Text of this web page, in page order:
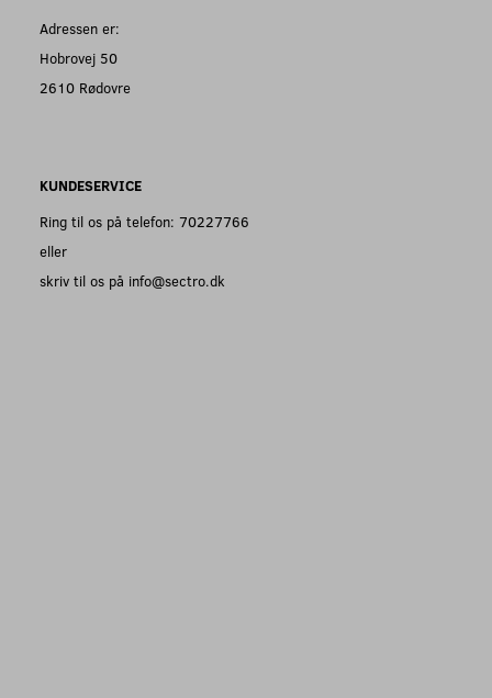
Adressen er:
Hobrovej 50
2610 Rødovre
KUNDESERVICE
Ring til os på telefon: 70227766
eller
skriv til os på info@sectro.dk